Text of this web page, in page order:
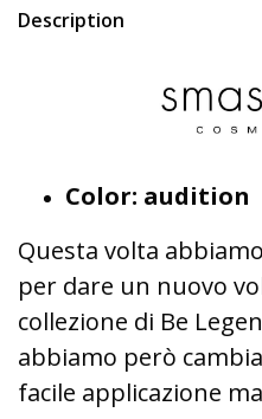
Description
Color: audition
Questa volta
per dare un nuovo
collezione di Be
abbiamo però
facile applicazione